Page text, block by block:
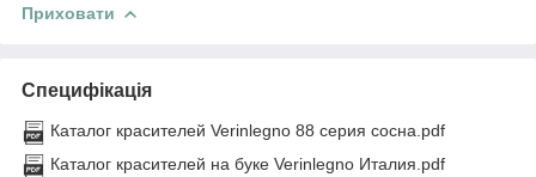
Приховати
Специфікація
Каталог красителей Verinlegno 88 серия сосна.pdf
Каталог красителей на буке Verinlegno Италия.pdf